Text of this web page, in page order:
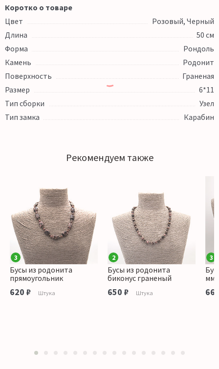
Коротко о товаре
Цвет
Розовый, Черный
Длина
50 см
Форма
Рондоль
Камень
Родонит
Поверхность
Граненая
Размер
6*11
Тип сборки
Узел
Тип замка
Карабин
Рекомендуем также
3
Бусы из родонита
прямоугольник
620 ₽ Штука
2
Бусы из родонита
биконус граненый
650 ₽ Штука
3
мм